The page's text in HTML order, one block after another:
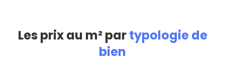
Les prix au m² partypologie de
bien